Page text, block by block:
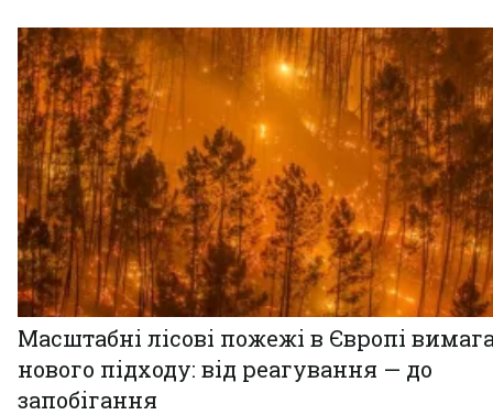
Масштабні лісові пожежі в Європі
нового підходу: від реагування — до
запобігання